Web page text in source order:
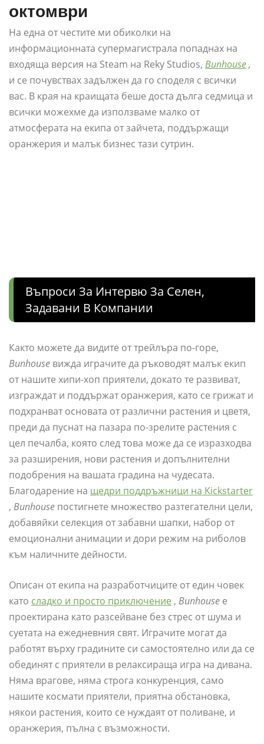
октомври
На една от честите ми обиколки на
информационната супермагистрала попаднах на
входяща версия на Steam на Reky Studios, Bunhouse,
и се почувствах задължен да го споделя с всички
вас. В края на краищата беше доста дълга седмица и
всички можехме да използваме малко от
атмосферата на екипа от зайчета, поддържащи
оранжерия и малък бизнес тази сутрин.
Въпроси За Интервю За Селен,
Задавани В Компании
Както можете да видите от трейлъра по-горе,
Bunhouse вижда играчите да ръководят малък екип
от нашите хипи-хоп приятели, докато те развиват,
изграждат и поддържат оранжерия, като се грижат и
подхранват основата от различни растения и цветя,
преди да пуснат на пазара по-зрелите растения с
цел печалба, която след това може да се изразходва
за разширения, нови растения и допълнителни
подобрения на вашата градина на чудесата.
Благодарение на щедри поддръжници на Kickstarter
, Bunhouse постигнете множество разтегателни цели,
добавяйки селекция от забавни шапки, набор от
емоционални анимации и дори режим на риболов
към наличните дейности.
Описан от екипа на разработчиците от един човек
като сладко и просто приключение , Bunhouse е
проектирана като разсейване без стрес от шума и
суетата на ежедневния свят. Играчите могат да
работят върху градините си самостоятелно или да се
обединят с приятели в релаксираща игра на дивана.
Няма врагове, няма строга конкуренция, само
нашите космати приятели, приятна обстановка,
някои растения, които се нуждаят от поливане, и
оранжерия, пълна с възможности.